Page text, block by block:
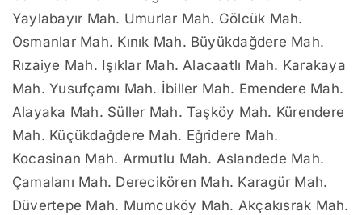
Yaylabayır Mah. Umurlar Mah. Gölcük Mah.
Osmanlar Mah. Kınık Mah. Büyükdağdere Mah.
Rızaiye Mah. Işıklar Mah. Alacaatlı Mah. Karakaya
Mah. Yusufçamı Mah. İbiller Mah. Emendere Mah.
Alayaka Mah. Süller Mah. Taşköy Mah. Kürendere
Mah. Küçükdağdere Mah. Eğridere Mah.
Kocasinan Mah. Armutlu Mah. Aslandede Mah.
Çamalanı Mah. Derecikören Mah. Karagür Mah.
Düvertepe Mah. Mumcuköy Mah. Akçakısrak Mah.